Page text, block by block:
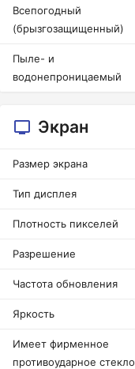
Всепогодный
(брызгозащищенный)
Пыле- и
водонепроницаемый
Экран
Размер экрана
Тип дисплея
Плотность пикселей
Разрешение
Частота обновления
Яркость
Имеет фирменное
противоударное стекло